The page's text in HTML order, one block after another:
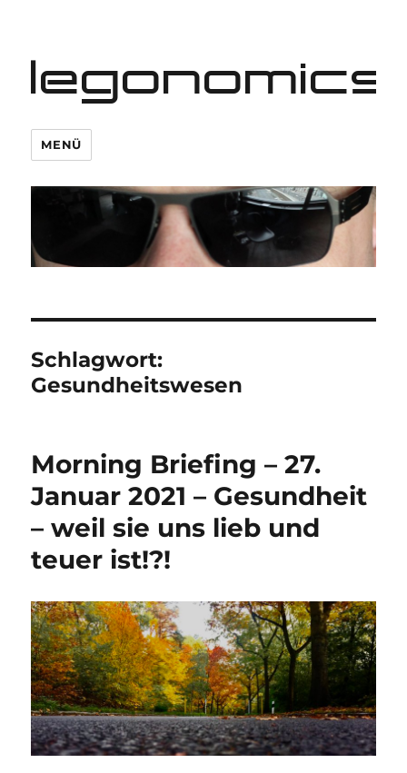
legonomics
MENÜ
Schlagwort:
Gesundheitswesen
Morning Briefing – 27.
Januar 2021 – Gesundheit
– weil sie uns lieb und
teuer ist!?!